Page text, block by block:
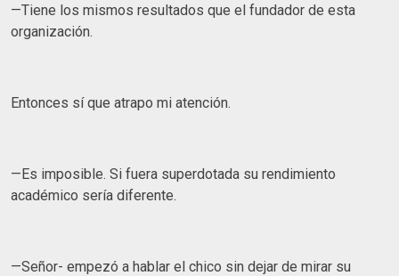
—Tiene los mismos resultados que el fundador de esta
organización.
Entonces sí que atrapo mi atención.
—Es imposible. Si fuera superdotada su rendimiento
académico sería diferente.
—Señor- empezó a hablar el chico sin dejar de mirar su